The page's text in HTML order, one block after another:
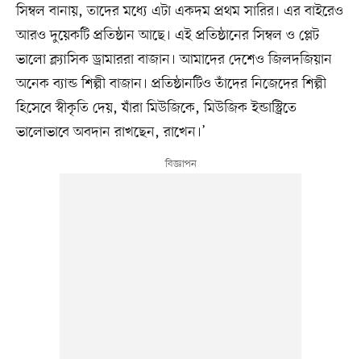
সিম্বল বানায়, তাদের মধ্যে এটা একদম প্রথম সারির। এর বাইরেও
আরও দুয়েকটি প্রতিষ্ঠান আছে। এই প্রতিষ্ঠানের সিম্বল ও প্লেট
ভালো ক্ল্যাসিক ড্রামাররা বাজান। আমাদের দেশেও জিলদজিয়ান
অনেক ব্যান্ড শিল্পী বাজান। প্রতিষ্ঠানটিও তাঁদের নিজেদের শিল্পী
হিসেবে স্বীকৃতি দেয়, যাঁরা মিউজিকে, মিউজিক ইন্ডাস্ট্রিতে
ভালোভাবে অবদান রাখছেন, রাখেন।’